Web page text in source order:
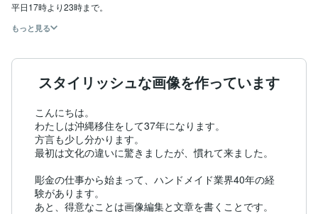
もっと見る
スタイリッシュな画像を作っています
こんにちは。
わたしは沖縄移住をして37年になります。
方言も少し分かります。
最初は文化の違いに驚きましたが、慣れて来ました。
彫金の仕事から始まって、ハンドメイド業界40年の経
験があります。
あと、得意なことは画像編集と文章を書くことです。